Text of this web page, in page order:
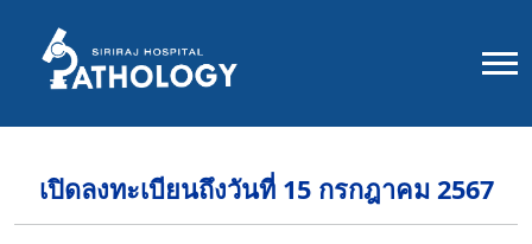
เปิดลงทะเบียนถึงวันที่ 15 กรกฎาคม 2567